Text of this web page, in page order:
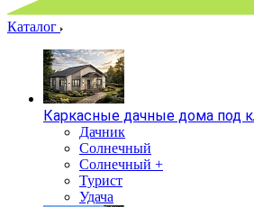
Каталог
Каркасные дачные дома под
Дачник
Солнечный
Солнечный +
Турист
Удача